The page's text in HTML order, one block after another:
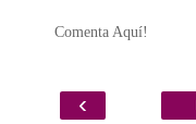
Comenta Aquí!
‹